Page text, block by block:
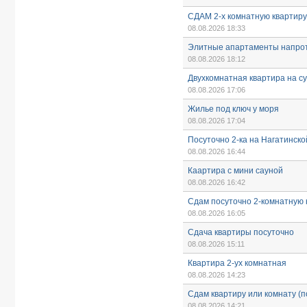
СДАМ 2-х комнатную
08.08.2026 18:33
Элитные апартаменты
08.08.2026 18:12
Двухкомнатная квартира на
08.08.2026 17:06
Жилье под ключ у моря
08.08.2026 17:04
Посуточно 2-ка на
08.08.2026 16:44
Каартира с мини сауной
08.08.2026 16:42
Сдам посуточно 2-комнатную
08.08.2026 16:05
Сдача квартиры посуточно
08.08.2026 15:11
Квартира 2-ух комнатная
08.08.2026 14:23
Сдам квартиру или комнату